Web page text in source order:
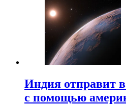
Индия отправит
с помощью